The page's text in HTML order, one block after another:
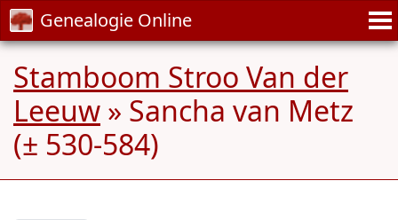
Genealogie Online
Stamboom Stroo Van der
Leeuw » Sancha van Metz
(± 530-584)